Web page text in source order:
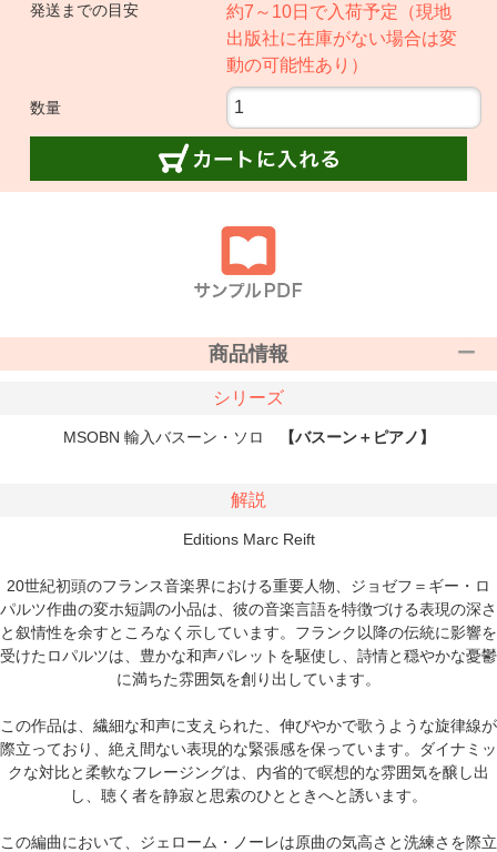
発送までの目安
約7～10日で入荷予定（現地
出版社に在庫がない場合は変
動の可能性あり）
数量
商品情報
シリーズ
MSOBN 輸入バスーン・ソロ 【バスーン＋ピアノ】
解説
Editions Marc Reift
20世紀初頭のフランス音楽界における重要人物、ジョゼフ＝ギー・ロ
パルツ作曲の変ホ短調の小品は、彼の音楽言語を特徴づける表現の深さ
と叙情性を余すところなく示しています。フランク以降の伝統に影響を
受けたロパルツは、豊かな和声パレットを駆使し、詩情と穏やかな憂鬱
に満ちた雰囲気を創り出しています。
この作品は、繊細な和声に支えられた、伸びやかで歌うような旋律線が
際立っており、絶え間ない表現的な緊張感を保っています。ダイナミッ
クな対比と柔軟なフレージングは​​、内省的で瞑想的な雰囲気を醸し出
し、聴く者を静寂と思索のひとときへと誘います。
この編曲において、ジェローム・ノーレは原曲の気高さと洗練さを際立